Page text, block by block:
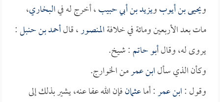
ويحيى بن أيوبويزيد بن أبي حبيب، أخرج له فيالبخاري،
مات بعد الأربعين ومائة في خلافةالمنصور، قالأحمد بن حنبل:
يروى له، وقالأبو حاتم: شيخ.
وكأن الذي سألابن عمرمن الخوارج.
وقول :ابن عمر: أماعثمانفإن الله عفا عنه، يشير بذلك إلى